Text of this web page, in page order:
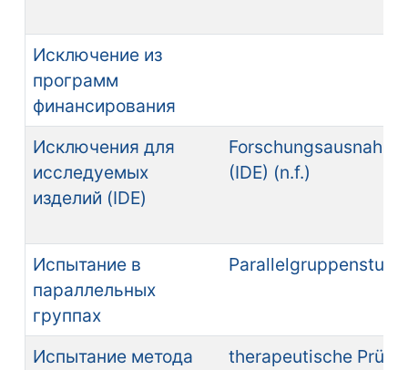
Исключение из
программ
финансирования
Исключения для
исследуемых
изделий (IDE)
(IDE) (n.f.)
Испытание в
параллельных
группах
Испытание метода
therapeutische